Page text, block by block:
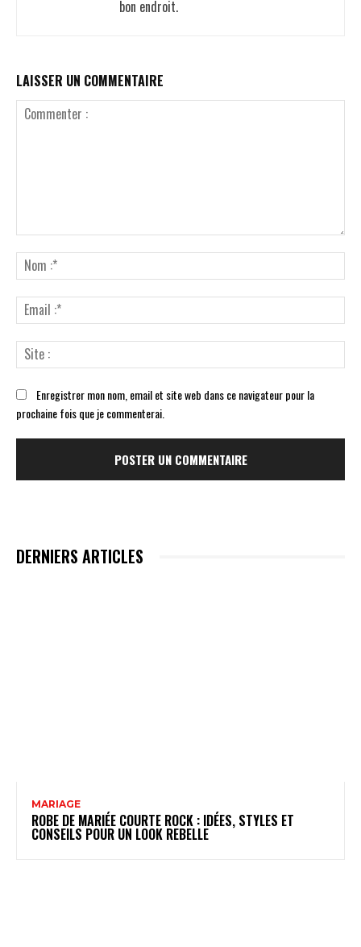
bon endroit.
LAISSER UN COMMENTAIRE
:*
:*
:
Enregistrer mon nom, email et site web dans ce navigateur pour la
prochaine fois que je commenterai.
DERNIERS ARTICLES
MARIAGE
ROBE DE MARIÉE COURTE ROCK : IDÉES, STYLES ET
CONSEILS POUR UN LOOK REBELLE